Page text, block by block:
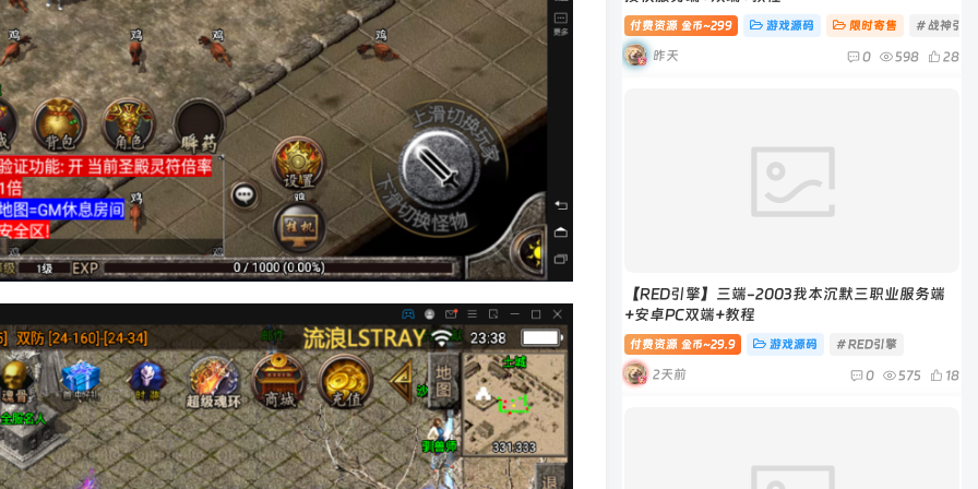
付费资源 金币~299 游戏源码 限时寄售 # 战神引擎
昨天 0 598 28
【RED引擎】三端-2003我本沉默三职业服务端
+安卓PC双端+教程
付费资源 金币~29.9 游戏源码 # RED引擎
2天前 0 575 18